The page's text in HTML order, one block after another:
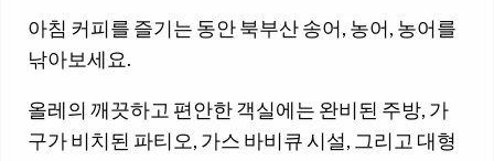
아침 커피를 즐기는 동안 북부산 송어, 농어, 농어를
낚아보세요.
올레의 깨끗하고 편안한 객실에는 완비된 주방, 가
구가 비치된 파티오, 가스 바비큐 시설, 그리고 대형